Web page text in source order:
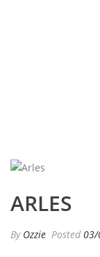
ARLES
By Ozzie Posted 03/